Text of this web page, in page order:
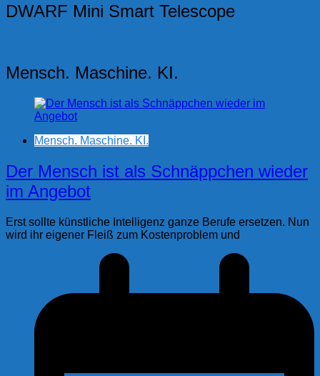
DWARF Mini Smart Telescope
Mensch. Maschine. KI.
Mensch. Maschine. KI.
Der Mensch ist als Schnäppchen wieder
im Angebot
Erst sollte künstliche Intelligenz ganze Berufe ersetzen. Nun
wird ihr eigener Fleiß zum Kostenproblem und